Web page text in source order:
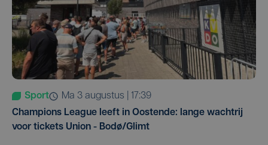
Sport
ma 3 augustus | 17:39
Champions League leeft in Oostende: lange wachtrij
voor tickets Union - Bodø/Glimt